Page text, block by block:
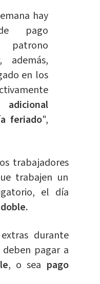
hay
pago
patrono
además,
en los
feriado",
trabajadores
trabajen un
el día
durante
deben pagar a
, o sea pago